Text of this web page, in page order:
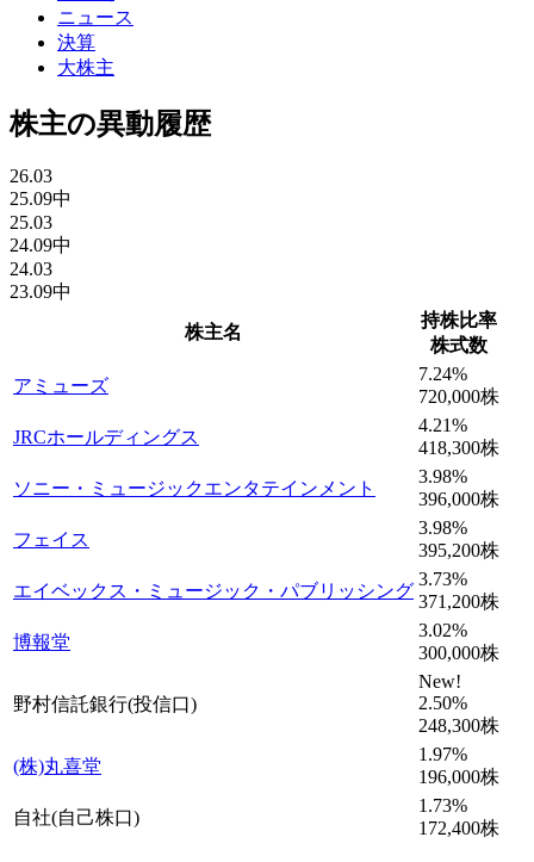
ニュース
決算
大株主
株主の異動履歴
26.03
25.09中
25.03
24.09中
24.03
23.09中
株主名
持株比率
株式数
アミューズ
7.24%
720,000株
JRCホールディングス
4.21%
418,300株
ソニー・ミュージックエンタテインメント
3.98%
396,000株
フェイス
3.98%
395,200株
エイベックス・ミュージック・パブリッシング
3.73%
371,200株
博報堂
3.02%
300,000株
野村信託銀行(投信口)
New!
2.50%
248,300株
(株)丸喜堂
1.97%
196,000株
自社(自己株口)
1.73%
172,400株